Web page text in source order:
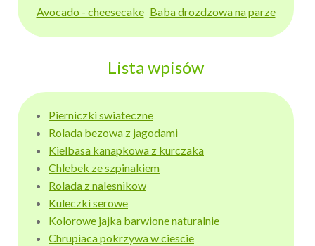
Avocado - cheesecake Baba drozdzowa na parze
Lista wpisów
Pierniczki swiateczne
Rolada bezowa z jagodami
Kielbasa kanapkowa z kurczaka
Chlebek ze szpinakiem
Rolada z nalesnikow
Kuleczki serowe
Kolorowe jajka barwione naturalnie
Chrupiaca pokrzywa w ciescie